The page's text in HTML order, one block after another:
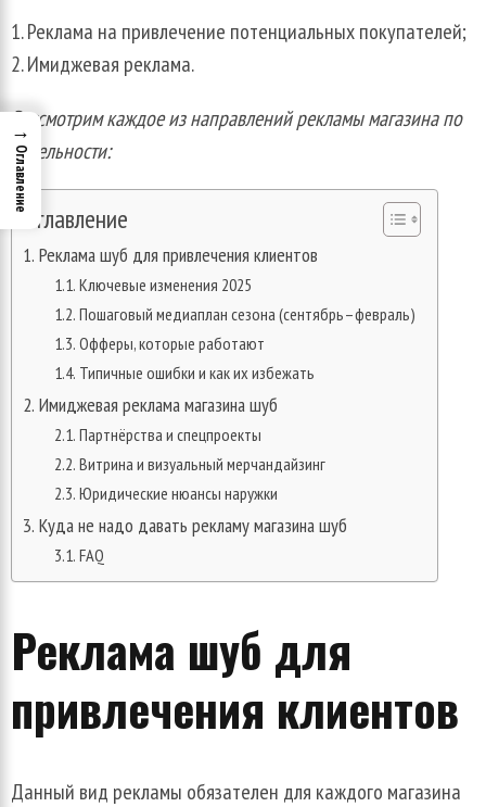
Реклама на привлечение потенциальных покупателей;
Имиджевая реклама.
Рассмотрим каждое из направлений рекламы магазина по
отдельности:
Оглавление
Реклама шуб для привлечения клиентов
Ключевые изменения 2025
Пошаговый медиаплан сезона (сентябрь–февраль)
Офферы, которые работают
Типичные ошибки и как их избежать
Имиджевая реклама магазина шуб
Партнёрства и спецпроекты
Витрина и визуальный мерчандайзинг
Юридические нюансы наружки
Куда не надо давать рекламу магазина шуб
FAQ
Реклама шуб для
привлечения клиентов
Данный вид рекламы обязателен для каждого магазина
→
Оглавление